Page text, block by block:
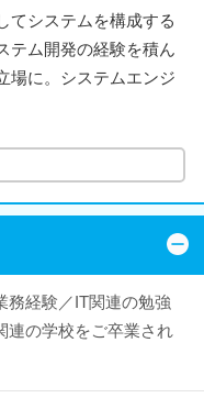
てシステムを構成する
テム開発の経験を積ん
場に。システムエンジ
務経験／IT関連の勉強
連の学校をご卒業され